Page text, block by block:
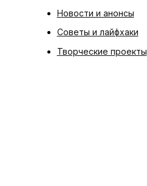
Новости и анонсы
Советы и лайфхаки
Творческие проекты